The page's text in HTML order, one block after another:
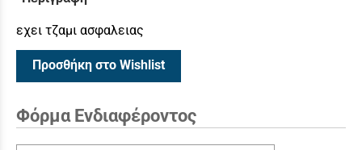
εχει τζαμι ασφαλειας
Προσθήκη στο Wishlist
Φόρμα Ενδιαφέροντος